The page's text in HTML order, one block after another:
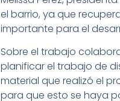
el barrio, ya que
importante para el
Sobre el trabajo
planificar el trabajo de
material que realizó el
para que esto se haya